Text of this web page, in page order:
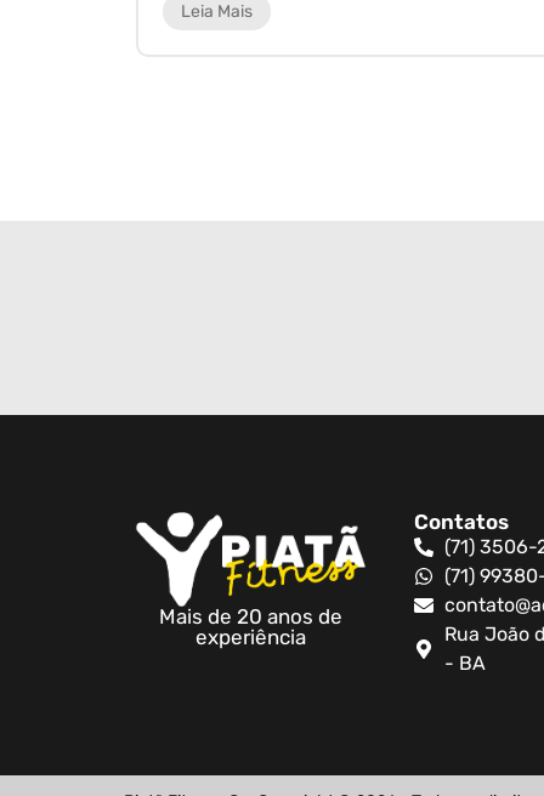
Leia Mais
Mais de 20 anos de
experiência
Contatos
(71) 3506-
(71)
Rua João
- BA